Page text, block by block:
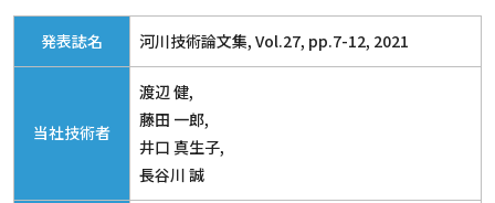
発表誌名 河川技術論文集, Vol.27, pp.7-12, 2021
当社技術者
渡辺 健,
藤田 一郎,
井口 真生子,
長谷川 誠